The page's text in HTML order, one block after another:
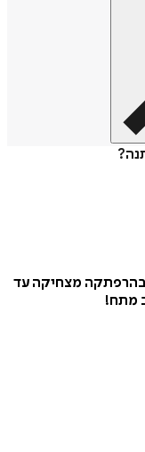
בהרפתקה מצחיקה עד
מתח!